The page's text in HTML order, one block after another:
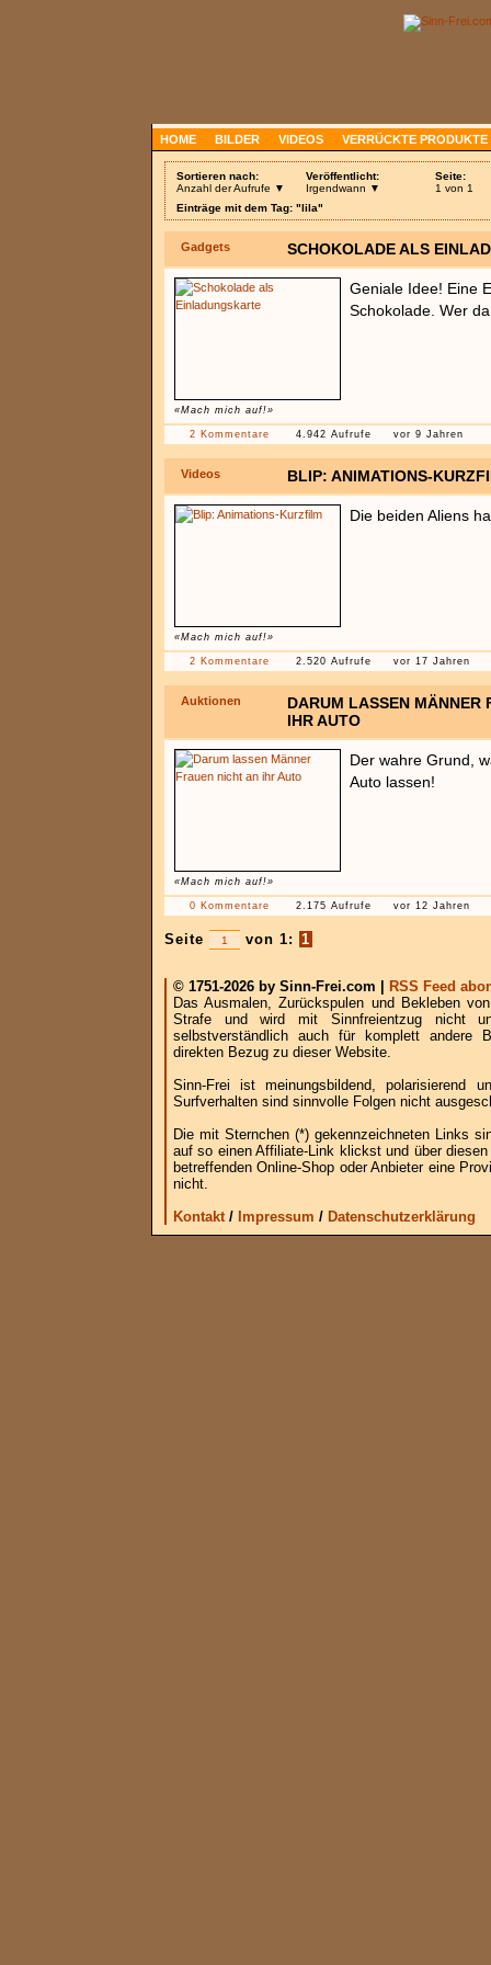
HOME BILDER VIDEOS VERRÜCKTE PRODUKTE
Sortieren nach:
Anzahl der Aufrufe ▼
Veröffentlicht:
Irgendwann ▼
Seite:
1 von 1
Einträge mit dem Tag: "lila"
Gadgets SCHOKOLADE ALS
«Mach mich auf!»
Geniale Idee! Eine
Schokolade. Wer
2 Kommentare 4.942 Aufrufe vor 9 Jahren
Videos BLIP: ANIMATIONS-
«Mach mich auf!»
Die beiden Aliens
2 Kommentare 2.520 Aufrufe vor 17 Jahren
Auktionen
DARUM LASSEN MÄNNER
IHR AUTO
«Mach mich auf!»
Der wahre Grund,
Auto lassen!
0 Kommentare 2.175 Aufrufe vor 12 Jahren
Seite von 1: 1
© 1751-2026 by Sinn-Frei.com |
RSS Feed
Das Ausmalen, Zurückspulen und Bekleben
Strafe und wird mit Sinnfreientzug nicht
selbstverständlich auch für komplett andere
direkten Bezug zu dieser Website.
Sinn-Frei ist meinungsbildend, polarisierend
Surfverhalten sind sinnvolle Folgen nicht
Die mit Sternchen (*) gekennzeichneten Links
auf so einen Affiliate-Link klickst und über
betreffenden Online-Shop oder Anbieter eine
nicht.
Kontakt/ Impressum / Datenschutzerklärung